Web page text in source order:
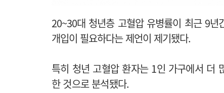
20~30대 청년층 고혈압 유병률이 최근 9
개입이 필요하다는 제언이 제기됐다.
특히 청년 고혈압 환자는 1인 가구에서 더
한 것으로 분석됐다.